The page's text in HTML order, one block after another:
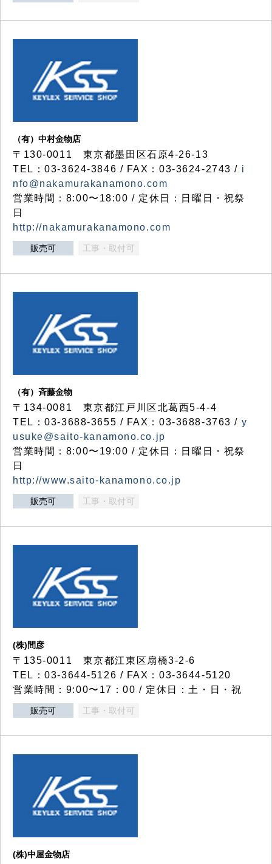
（有）中村金物店
〒130-0011 東京都墨田区石原4-26-13
TEL：03-3624-3846 / FAX：03-3624-2743 / i
nfo@nakamurakanamono.com
営業時間：8:00〜18:00 / 定休日：日曜日・祝祭
日
http://nakamurakanamono.com
販売可 工事・取付可
（有）斉藤金物
〒134-0081 東京都江戸川区北葛西5-4-4
TEL：03-3688-3655 / FAX：03-3688-3763 / y
usuke@saito-kanamono.co.jp
営業時間：8:00〜19:00 / 定休日：日曜日・祝祭
日
http://www.saito-kanamono.co.jp
販売可 工事・取付可
(株)間彦
〒135-0011 東京都江東区扇橋3-2-6
TEL：03-3644-5126 / FAX：03-3644-5120
営業時間：9:00〜17：00 / 定休日：土・日・祝
販売可 工事・取付可
(株)中屋金物店